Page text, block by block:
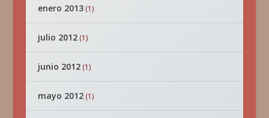
enero 2013(1)
julio 2012(1)
junio 2012(1)
mayo 2012(1)